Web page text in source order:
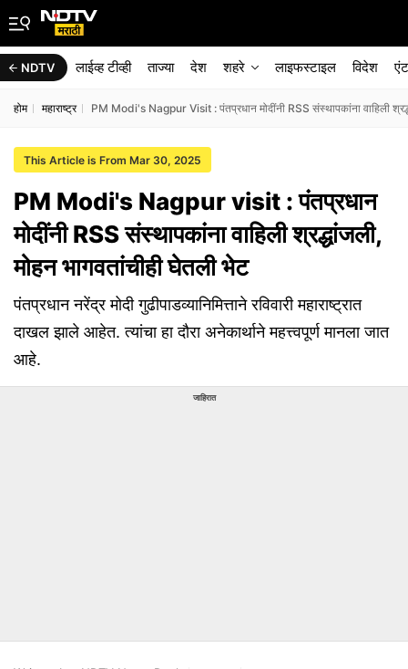
NDTV लाईव्ह टीव्ही ताज्या देश शहरे लाइफस्टाइल विदेश
होम महाराष्ट्र PM Modi's Nagpur Visit : पंतप्रधान मोदींनी RSS संस्थापकांना वाहिली
This Article is From Mar 30, 2025
PM Modi's Nagpur visit : पंतप्रधान
मोदींनी RSS संस्थापकांना वाहिली श्रद्धांजली,
मोहन भागवतांचीही घेतली भेट
पंतप्रधान नरेंद्र मोदी गुढीपाडव्यानिमित्ताने रविवारी महाराष्ट्रात
दाखल झाले आहेत. त्यांचा हा दौरा अनेकार्थाने महत्त्वपूर्ण मानला जात
आहे.
जाहिरात